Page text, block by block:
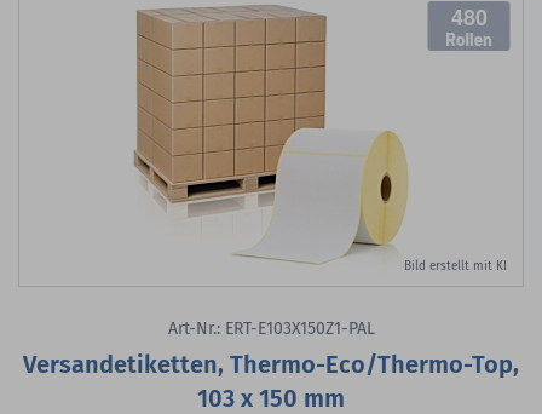
Bild erstellt mit KI
480
Art-Nr.: ERT-E103X150Z1-PAL
Versandetiketten, Thermo-Eco/Thermo-Top,
103 x 150 mm